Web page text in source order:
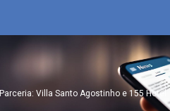
Parceria: Villa Santo Agostinho e 155 Hotel